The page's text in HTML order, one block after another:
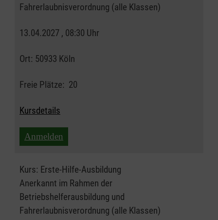
Fahrerlaubnisverordnung (alle Klassen)
13.04.2027 , 08:30 Uhr
Ort: 50933 Köln
Freie Plätze: 20
Kursdetails
Anmelden
Kurs: Erste-Hilfe-Ausbildung
Anerkannt im Rahmen der
Betriebshelferausbildung und
Fahrerlaubnisverordnung (alle Klassen)